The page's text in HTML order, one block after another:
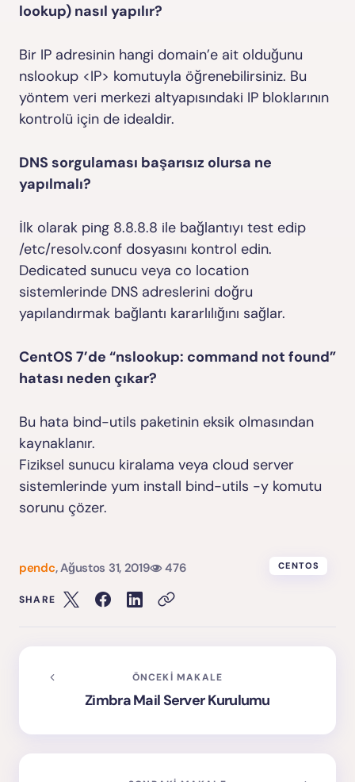
lookup) nasıl yapılır?
Bir IP adresinin hangi domain’e ait olduğunu
nslookup <IP> komutuyla öğrenebilirsiniz. Bu
yöntem veri merkezi altyapısındaki IP bloklarının
kontrolü için de idealdir.
DNS sorgulaması başarısız olursa ne
yapılmalı?
İlk olarak ping 8.8.8.8 ile bağlantıyı test edip
/etc/resolv.conf dosyasını kontrol edin.
Dedicated sunucu veya co location
sistemlerinde DNS adreslerini doğru
yapılandırmak bağlantı kararlılığını sağlar.
CentOS 7’de “nslookup: command not found”
hatası neden çıkar?
Bu hata bind-utils paketinin eksik olmasından
kaynaklanır.
Fiziksel sunucu kiralama veya cloud server
sistemlerinde yum install bind-utils -y komutu
sorunu çözer.
pendc, Ağustos 31, 2019 476 CENTOS
SHARE
ÖNCEKI MAKALE
Zimbra Mail Server Kurulumu